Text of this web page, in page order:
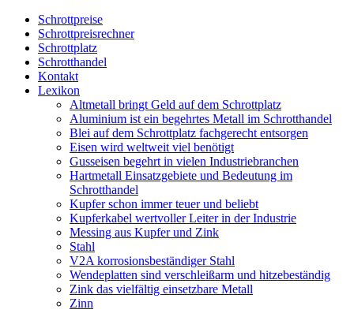
Schrottpreise
Schrottpreisrechner
Schrottplatz
Schrotthandel
Kontakt
Lexikon
Altmetall bringt Geld auf dem Schrottplatz
Aluminium ist ein begehrtes Metall im Schrotthandel
Blei auf dem Schrottplatz fachgerecht entsorgen
Eisen wird weltweit viel benötigt
Gusseisen begehrt in vielen Industriebranchen
Hartmetall Einsatzgebiete und Bedeutung im
Schrotthandel
Kupfer schon immer teuer und beliebt
Kupferkabel wertvoller Leiter in der Industrie
Messing aus Kupfer und Zink
Stahl
V2A korrosionsbeständiger Stahl
Wendeplatten sind verschleißarm und hitzebeständig
Zink das vielfältig einsetzbare Metall
Zinn